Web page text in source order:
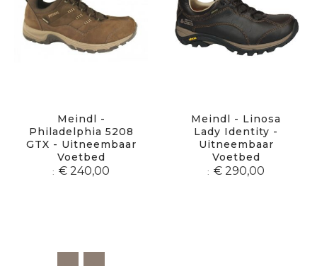
Meindl -
Philadelphia 5208
GTX - Uitneembaar
Voetbed
€ 240,00
Meindl - Linosa
Lady Identity -
Uitneembaar
Voetbed
€ 290,00